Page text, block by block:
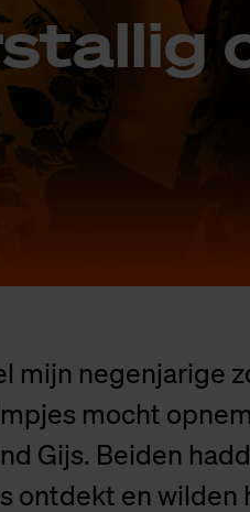
mijn negenjarige
mocht
Gijs. Beiden
ontdekt en wilden